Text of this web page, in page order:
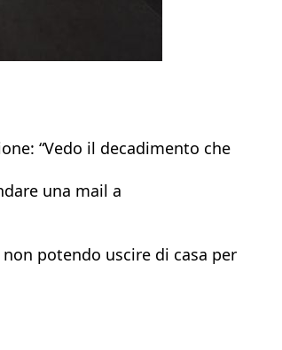
“Vedo il decadimento che
una mail a
potendo uscire di casa per